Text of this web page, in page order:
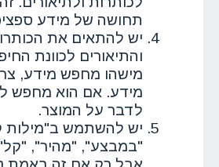
תחושה של מידע
יש להתאים את
והתיאורים לכוונת
מישהו מחפש מידע,
מידע. אם הוא מחפש
לדבר על המוצר.
יש להשתמש ב"מילות
"במבצע", "מהיר",